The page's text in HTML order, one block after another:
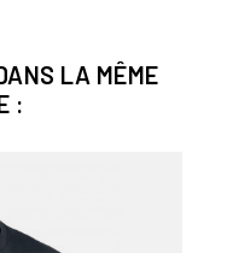
LA MÊME
: